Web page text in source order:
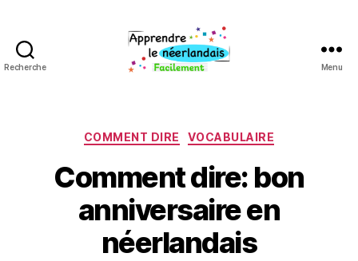
Recherche Menu
Catégories
COMMENT DIRE VOCABULAIRE
Comment dire: bon
anniversaire en
néerlandais